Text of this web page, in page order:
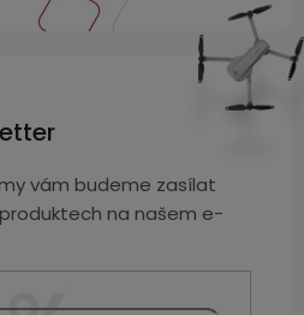
vám budeme zasílat
na našem e-